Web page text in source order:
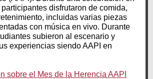
disfrutaron de comida,
incluidas varias piezas
con música en vivo. Durante
subieron al escenario y
experiencias siendo AAPI en
sobre el Mes de la Herencia AAPI